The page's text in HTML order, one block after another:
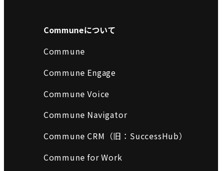
Communeについて
Commune
Commune Engage
Commune Voice
Commune Navigator
Commune CRM（旧：SuccessHub）
Commune for Work